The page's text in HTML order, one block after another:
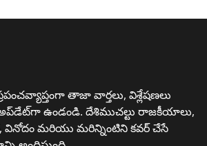
తాజా వార్తలు, విశ్లేషణలు
ఉండండి. దేశిముచల్టు రాజకీయాలు,
వినోదం మరియు మరిన్నింటిని కవర్ చేసే